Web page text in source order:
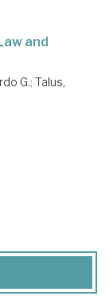
and
G.; Talus,